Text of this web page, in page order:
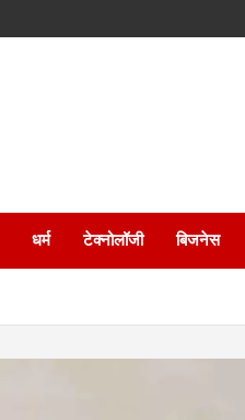
धर्म टेक्नोलॉजी बिजनेस